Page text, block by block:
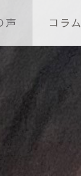
声 コラム